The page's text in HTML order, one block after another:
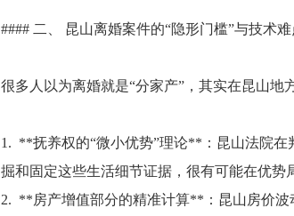
#### 二、 昆山离婚案件的“隐形门槛”与技术难
很多人以为离婚就是“分家产”，其实在昆山地
1. **抚养权的“微小优势”理论**：昆山法院在
掘和固定这些生活细节证据，很有可能在优势
2. **房产增值部分的精准计算**：昆山房价波